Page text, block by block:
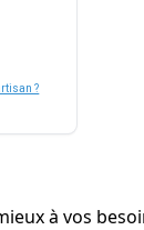
?
à vos